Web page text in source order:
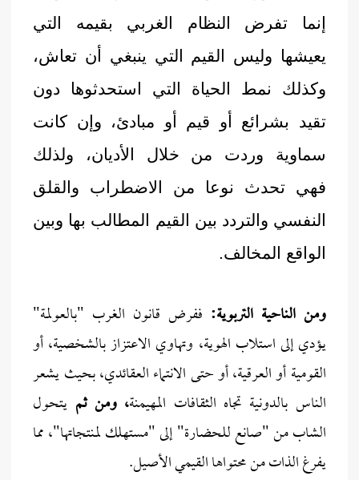
إنما تفرض النظام الغربي بقيمه التي
يعيشها وليس القيم التي ينبغي أن تعاش،
وكذلك نمط الحياة التي استحدثوها دون
تقيد بشرائع أو قيم أو مبادئ، وإن كانت
سماوية وردت من خلال الأديان، ولذلك
فهي تحدث نوعا من الاضطراب والقلق
النفسي والتردد بين القيم المطالب بها وبين
الواقع المخالف.
ومن الناحية التربوية: ففرض قانون الغرب "بالعولمة"
يؤدي إلى استلاب الهوية، وتهاوي الاعتزاز بالشخصية، أو
القومية أو العرقية، أو حتى الانتماء العقائدي، بحيث يشعر
الناس بالدونية تجاه الثقافات المهيمنة، ومن ثم يتحول
الشاب من "صانع للحضارة" إلى "مستهلك لمنتجاتها"، مما
يفرغ الذات من محتواها القيمي الأصيل.